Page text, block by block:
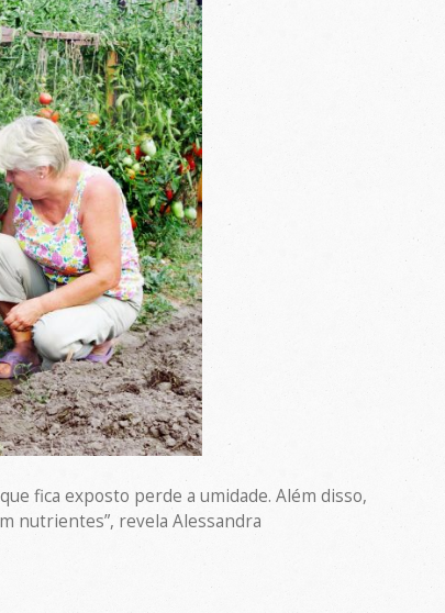
fica exposto perde a umidade. Além disso,
nutrientes”, revela Alessandra